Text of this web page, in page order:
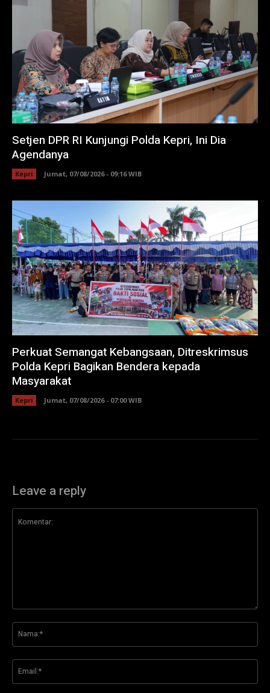
Setjen DPR RI Kunjungi Polda Kepri, Ini Dia
Agendanya
Kepri Jumat, 07/08/2026 - 09:16 WIB
Perkuat Semangat Kebangsaan, Ditreskrimsus
Polda Kepri Bagikan Bendera kepada
Masyarakat
Kepri Jumat, 07/08/2026 - 07:00 WIB
Leave a reply